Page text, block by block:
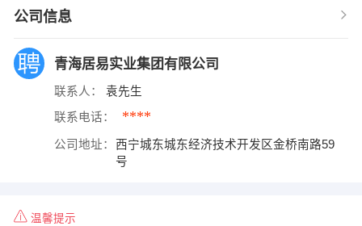
公司信息
青海居易实业集团有限公司
联系人： 袁先生
联系电话： ****
公司地址：
西宁城东城东经济技术开发区金桥南路59
号
温馨提示